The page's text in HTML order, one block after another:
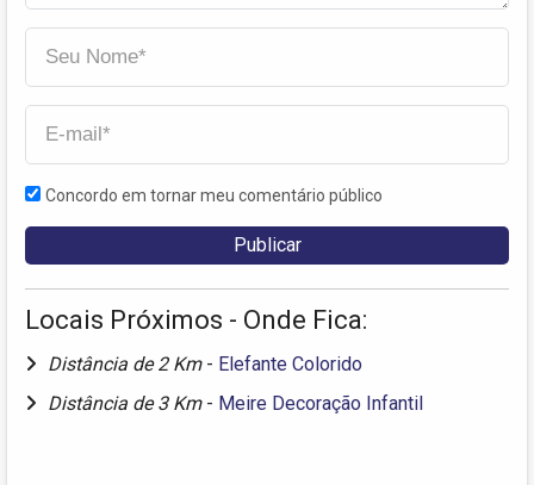
Concordo em tornar meu comentário público
Locais Próximos - Onde Fica:
Distância de 2 Km - Elefante Colorido
Distância de 3 Km - Meire Decoração Infantil